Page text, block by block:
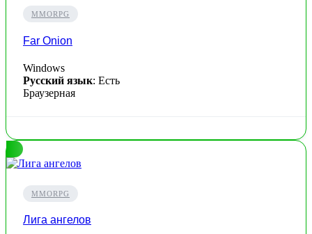
MMORPG
Far Onion
Windows
Русский язык: Есть
Браузерная
MMORPG
Лига ангелов